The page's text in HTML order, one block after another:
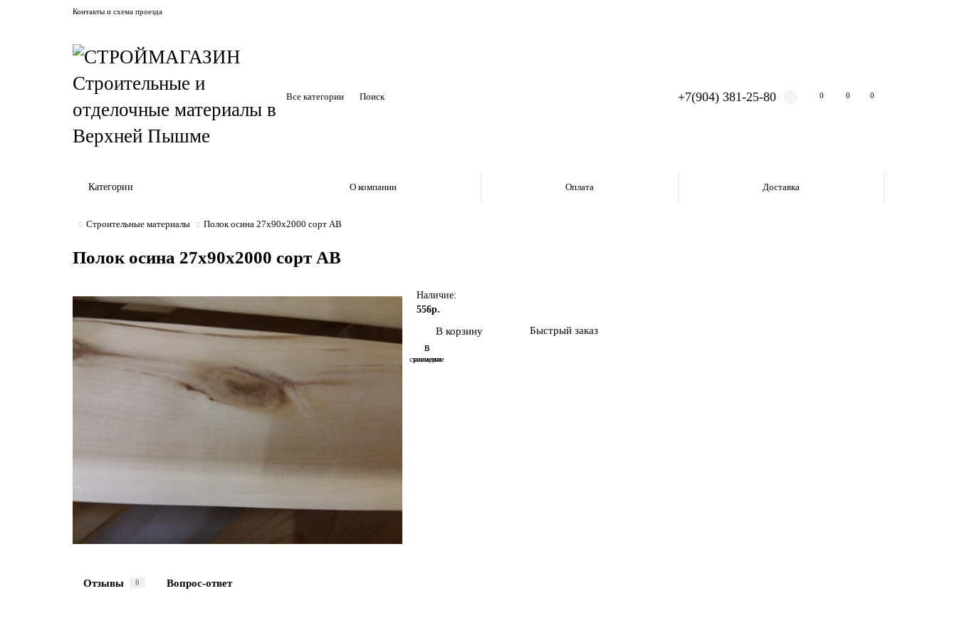
Контакты и схема проезда
Все категории +7(904) 381-25-80 0 0 0
Категории О компании Оплата Доставка
Строительные материалы Полок осина 27х90х2000 сорт АВ
Полок осина 27х90х2000 сорт АВ
Наличие:
556р.
В корзину Быстрый заказ
В
закладки
В
сравнение
Отзывы 0 Вопрос-ответ